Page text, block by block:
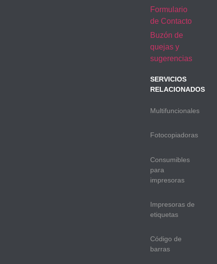
Formulario
de Contacto
Buzón de
quejas y
sugerencias
SERVICIOS
RELACIONADOS
Multifuncionales
Fotocopiadoras
Consumibles
para
impresoras
Impresoras de
etiquetas
Código de
barras